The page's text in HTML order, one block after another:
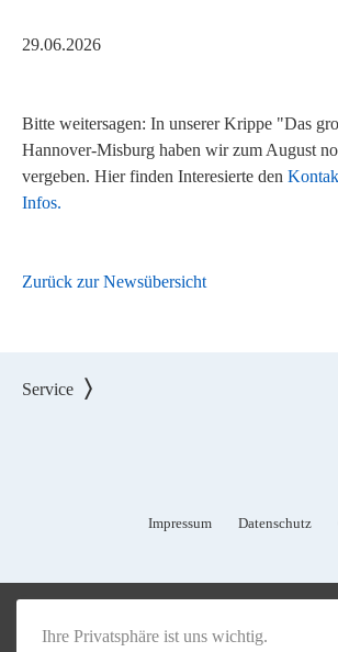
29.06.2026
Bitte weitersagen: In unserer Krippe "Das
Hannover-Misburg haben wir zum August
vergeben. Hier finden Interesierte den
Infos.
Zurück zur Newsübersicht
Service
Impressum Datenschutz
Ihre Privatsphäre ist uns wichtig.